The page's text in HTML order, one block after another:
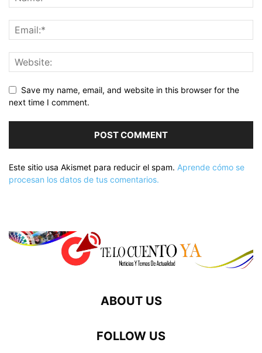
Save my name, email, and website in this browser for the
next time I comment.
Este sitio usa Akismet para reducir el spam. Aprende cómo se
procesan los datos de tus comentarios.
ABOUT US
FOLLOW US